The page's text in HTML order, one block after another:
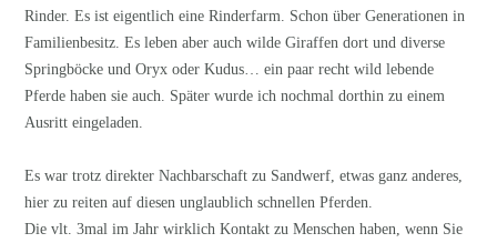
Rinder. Es ist eigentlich eine Rinderfarm. Schon über Generationen in
Familienbesitz. Es leben aber auch wilde Giraffen dort und diverse
Springböcke und Oryx oder Kudus… ein paar recht wild lebende
Pferde haben sie auch. Später wurde ich nochmal dorthin zu einem
Ausritt eingeladen.
Es war trotz direkter Nachbarschaft zu Sandwerf, etwas ganz anderes,
hier zu reiten auf diesen unglaublich schnellen Pferden.
Die vlt. 3mal im Jahr wirklich Kontakt zu Menschen haben, wenn Sie